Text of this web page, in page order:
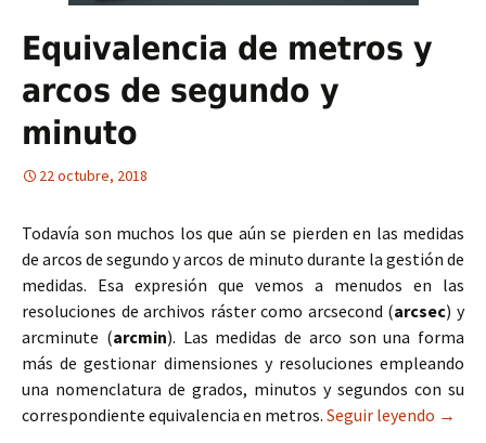
Equivalencia de metros y
arcos de segundo y
minuto
22 octubre, 2018
Todavía son muchos los que aún se pierden en las medidas
de arcos de segundo y arcos de minuto durante la gestión de
medidas. Esa expresión que vemos a menudos en las
resoluciones de archivos ráster como arcsecond (arcsec) y
arcminute (arcmin). Las medidas de arco son una forma
más de gestionar dimensiones y resoluciones empleando
una nomenclatura de grados, minutos y segundos con su
correspondiente equivalencia en metros. Seguir leyendo →